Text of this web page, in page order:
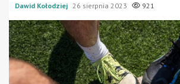
Dawid Kołodziej 26 sierpnia 2023 921